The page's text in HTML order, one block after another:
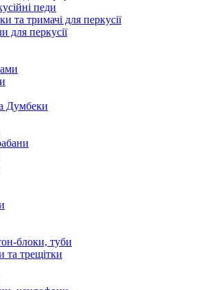
педи
та тримачі для перкусії
для перкусії
Думбеки
блоки, туби
та трещітки